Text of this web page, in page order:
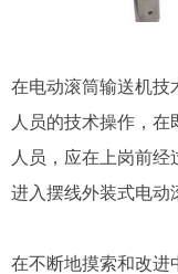
在电动滚筒输送机技
人员的技术操作，
人员，应在上岗前
进入摆线外装式电动
在不断地摸索和改进